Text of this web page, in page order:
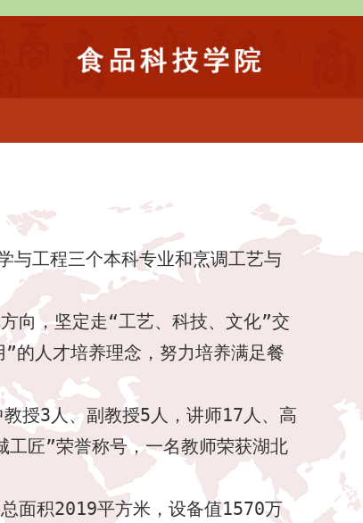
与工程三个本科专业和烹调工艺与
向，坚定走“工艺、科技、文化”交
的人才培养理念，努力培养满足餐
教授3人、副教授5人，讲师17人、高
工匠”荣誉称号，一名教师荣获湖北
面积2019平方米，设备值1570万